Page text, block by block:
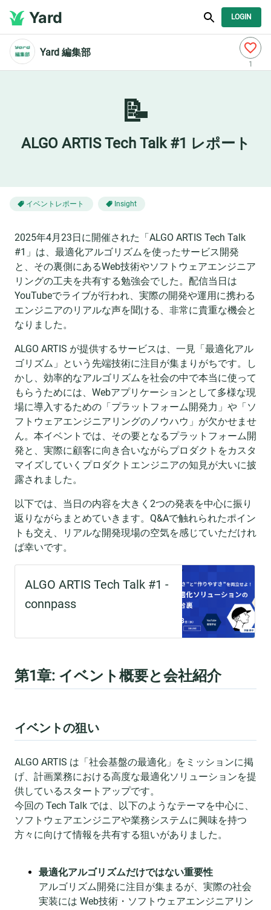
Yard LOGIN
Yard 編集部
1
📝
ALGO ARTIS Tech Talk #1 レポート
イベントレポート Insight
2025年4月23日に開催された「ALGO ARTIS Tech Talk
#1」は、最適化アルゴリズムを使ったサービス開発
と、その裏側にあるWeb技術やソフトウェアエンジニア
リングの工夫を共有する勉強会でした。配信当日は
YouTubeでライブが行われ、実際の開発や運用に携わる
エンジニアのリアルな声を聞ける、非常に貴重な機会と
なりました。
ALGO ARTIS が提供するサービスは、一見「最適化アル
ゴリズム」という先端技術に注目が集まりがちです。し
かし、効率的なアルゴリズムを社会の中で本当に使って
もらうためには、Webアプリケーションとして多様な現
場に導入するための「プラットフォーム開発力」や「ソ
フトウェアエンジニアリングのノウハウ」が欠かせませ
ん。本イベントでは、その要となるプラットフォーム開
発と、実際に顧客に向き合いながらプロダクトをカスタ
マイズしていくプロダクトエンジニアの知見が大いに披
露されました。
以下では、当日の内容を大きく2つの発表を中心に振り
返りながらまとめていきます。Q&Aで触れられたポイン
トも交え、リアルな開発現場の空気を感じていただけれ
ば幸いです。
第1章: イベント概要と会社紹介
イベントの狙い
ALGO ARTIS は「社会基盤の最適化」をミッションに掲
げ、計画業務における高度な最適化ソリューションを提
供しているスタートアップです。
今回の Tech Talk では、以下のようなテーマを中心に、
ソフトウェアエンジニアや業務システムに興味を持つ
方々に向けて情報を共有する狙いがありました。
最適化アルゴリズムだけではない重要性
アルゴリズム開発に注目が集まるが、実際の社会
実装には Web技術・ソフトウェアエンジニアリン